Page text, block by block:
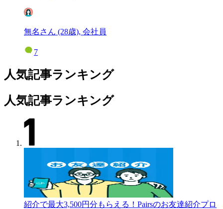
無名さん (28歳), 会社員
7
人気記事ランキング
人気記事ランキング
紹介で最大3,500円分もらえる！Pairsのお友達紹介プロ